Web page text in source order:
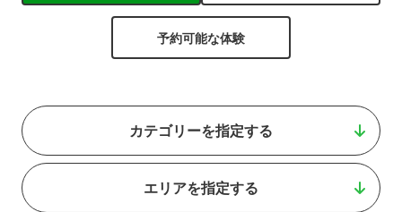
予約可能な体験
カテゴリーを指定する
エリアを指定する